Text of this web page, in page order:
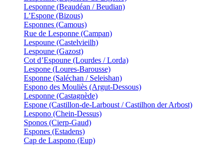
Lesponne (Beaudéan / Beudian)
L’Espone (Bizous)
Esponnes (Camous)
Rue de Lesponne (Campan)
Lespoune (Castelvieilh)
Lespoune (Gazost)
Cot d’Espoune (Lourdes / Lorda)
Lespone (Loures-Barousse)
Esponne (Saléchan / Seleishan)
Espono des Mouliès (Argut-Dessous)
Lesponne (Castagnède)
Espone (Castillon-de-Larboust / Castilhon der Arbost)
Lespono (Chein-Dessus)
Sponos (Cierp-Gaud)
Espones (Estadens)
Cap de Laspono (Eup)